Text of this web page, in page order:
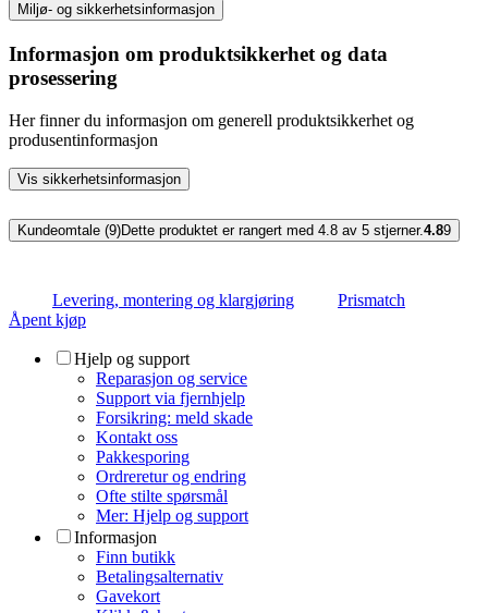
Miljø- og sikkerhetsinformasjon
Informasjon om produktsikkerhet og data
prosessering
Her finner du informasjon om generell produktsikkerhet og
produsentinformasjon
Vis sikkerhetsinformasjon
Kundeomtale (9)Dette produktet er rangert med 4.8 av 5 stjerner.4.89
Levering, montering og klargjøring
Prismatch
Åpent kjøp
Hjelp og support
Reparasjon og service
Support via fjernhjelp
Forsikring: meld skade
Kontakt oss
Pakkesporing
Ordreretur og endring
Ofte stilte spørsmål
Mer: Hjelp og support
Informasjon
Finn butikk
Betalingsalternativ
Gavekort